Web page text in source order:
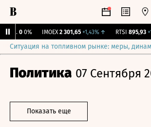
0 0% IMOEX 2 301,65 +1,43%↑ RTSI 895,93
Ситуация на топливном рынке: меры,
Политика 07 Сентября
Показать еще